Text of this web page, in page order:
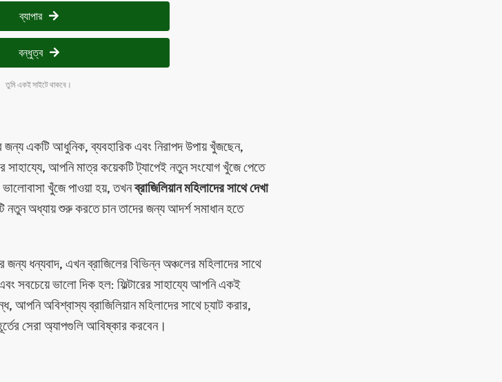
ব্যাপার
বন্ধুত্ব
তুমি একই সাইটে থাকবে।
জন্য একটি আধুনিক, ব্যবহারিক এবং নিরাপদ উপায় খুঁজছেন,
সাহায্যে, আপনি মাত্র কয়েকটি ট্যাপেই নতুন সংযোগ খুঁজে পেতে
ভালোবাসা খুঁজে পাওয়া হয়, তখনব্রাজিলিয়ান মহিলাদের সাথে দেখা
নতুন অধ্যায় শুরু করতে চান তাদের জন্য আদর্শ সমাধান হতে
ধন্যবাদ, এখন ব্রাজিলের বিভিন্ন অঞ্চলের মহিলাদের সাথে
সবচেয়ে ভালো দিক হল: ফিল্টারের সাহায্যে আপনি একই
অবিশ্বাস্য ব্রাজিলিয়ান মহিলাদের সাথে চ্যাট করার,
সেরা অ্যাপগুলি আবিষ্কার করবেন।